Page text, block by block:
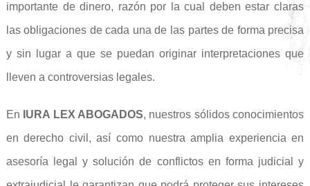
importante de dinero, razón por la cual deben estar claras
las obligaciones de cada una de las partes de forma precisa
y sin lugar a que se puedan originar interpretaciones que
lleven a controversias legales.
En IURA LEX ABOGADOS, nuestros sólidos conocimientos
en derecho civil, así como nuestra amplia experiencia en
asesoría legal y solución de conflictos en forma judicial y